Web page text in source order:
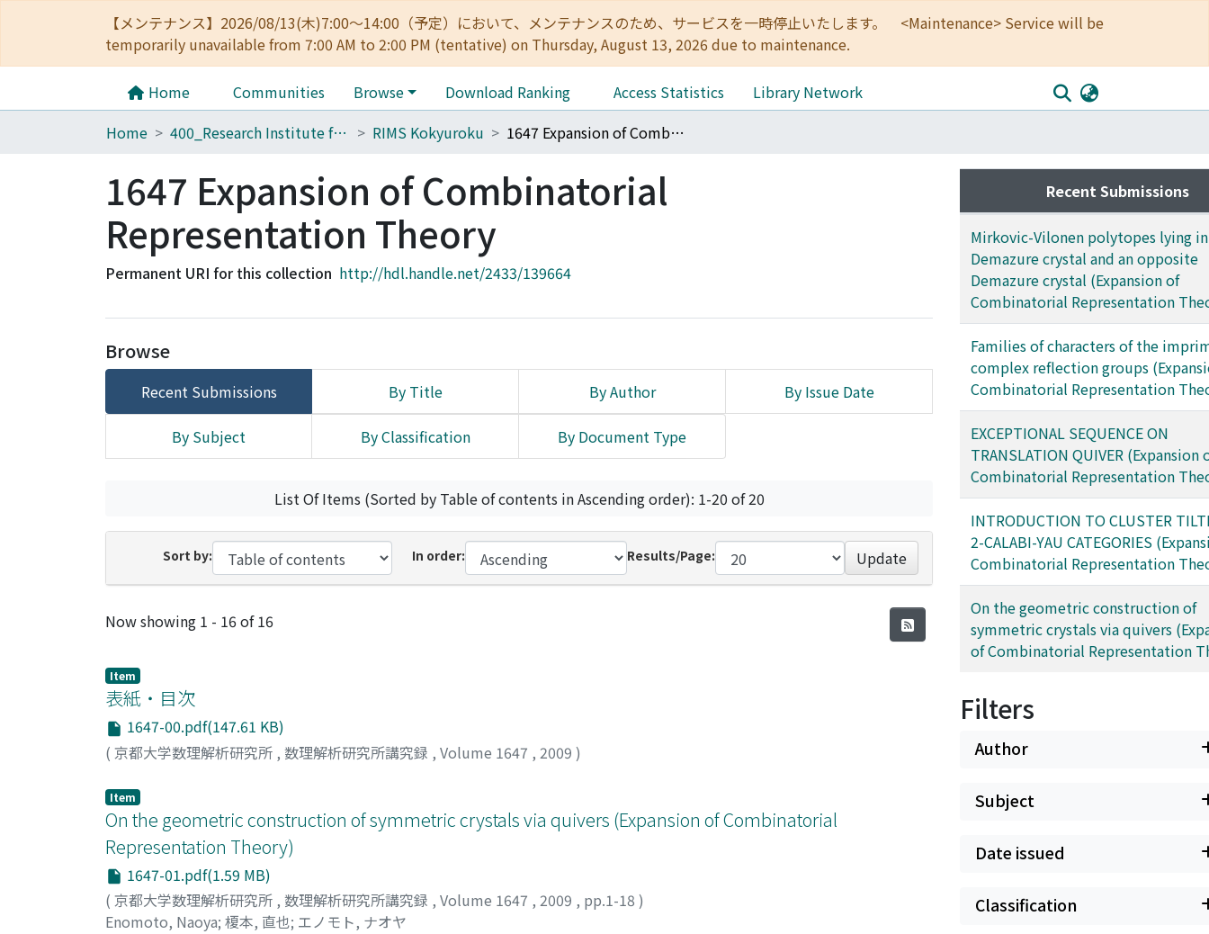
【メンテナンス】2026/08/13(木)7:00～14:00（予定）において、メンテナンスのため、サービスを一時停止いたします。 <Maintenance> Service will be
temporarily unavailable from 7:00 AM to 2:00 PM (tentative) on Thursday, August 13, 2026 due to maintenance.
Home Communities Browse Download Ranking Access Statistics
Library Network
Home
400_Research Institute for Mathematical Sciences RIMS Kokyuroku 1647 Expansion of Combinatorial Representation Theory
1647 Expansion of Combinatorial
Representation Theory
Permanent URI for this collection http://hdl.handle.net/2433/139664
Browse
Recent Submissions By Title By Author By Issue Date
By Subject By Classification By Document Type
List Of Items (Sorted by Table of contents in Ascending order): 1-20 of 20
Sort by: In order: Results/Page: Update
Recent Submissions
Now showing 1 - 16 of 16
Item
表紙・目次
1647-00.pdf(147.61 KB)
( 京都大学数理解析研究所 , 数理解析研究所講究録 , Volume 1647 , 2009 )
Item
On the geometric construction of symmetric crystals via quivers (Expansion of Combinatorial
Representation Theory)
1647-01.pdf(1.59 MB)
( 京都大学数理解析研究所 , 数理解析研究所講究録 , Volume 1647 , 2009 , pp.1-18 )
Enomoto, Naoya; 榎本, 直也; エノモト, ナオヤ
Recent Submissions
Mirkovic-Vilonen polytopes lying
Demazure crystal and an opposite
Demazure crystal (Expansion of
Combinatorial Representation
Families of characters of the
complex reflection groups
Combinatorial Representation
EXCEPTIONAL SEQUENCE ON
TRANSLATION QUIVER (Expansion
Combinatorial Representation
INTRODUCTION TO CLUSTER
2-CALABI-YAU CATEGORIES
Combinatorial Representation
On the geometric construction of
symmetric crystals via quivers
of Combinatorial Representation
Filters
Author
Subject
Date issued
Classification